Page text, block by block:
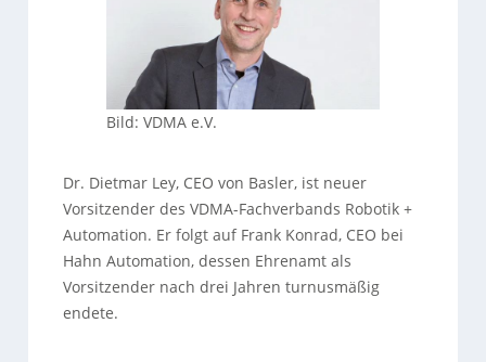
Bild: VDMA e.V.
Dr. Dietmar Ley, CEO von Basler, ist neuer
Vorsitzender des VDMA-Fachverbands Robotik +
Automation. Er folgt auf Frank Konrad, CEO bei
Hahn Automation, dessen Ehrenamt als
Vorsitzender nach drei Jahren turnusmäßig
endete.